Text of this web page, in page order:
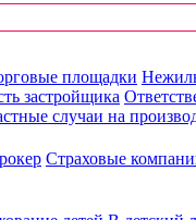
площадки
застройщика
случаи на
Страховые